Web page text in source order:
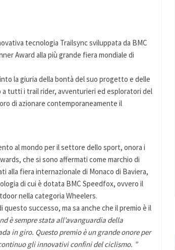
tecnologia Trailsync sviluppata da BMC
Award alla più grande fiera mondiale di
la giuria della bontà del suo progetto e delle
a tutti i trail rider, avventurieri ed esploratori del
di azionare contemporaneamente il
al mondo per il settore dello sport, onora i
che si sono affermati come marchio di
alla fiera internazionale di Monaco di Baviera,
di cui è dotata BMC Speedfox, ovvero il
nella categoria Wheelers.
successo, ma sa anche che il premio è il
è sempre stata all’avanguardia della
in giro. Questo premio è un grande onore per
gli innovativi confini del ciclismo. ”